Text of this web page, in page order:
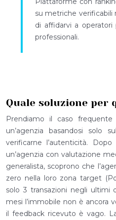
su metriche verificabili
di affidarvi a
professionali.
Quale soluzione per
Prendiamo il caso
un’agenzia basandosi solo
verificarne l’autenticità.
un’agenzia con valutazione
generalista, scoprono che
zero nella loro zona target
solo 3 transazioni negli ultimi
mesi l’immobile non è ancora
il feedback ricevuto è vago.